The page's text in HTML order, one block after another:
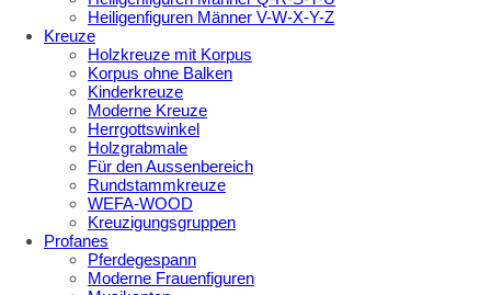
Heiligenfiguren Männer V-W-X-Y-Z
Kreuze
Holzkreuze mit Korpus
Korpus ohne Balken
Kinderkreuze
Moderne Kreuze
Herrgottswinkel
Holzgrabmale
Für den Aussenbereich
Rundstammkreuze
WEFA-WOOD
Kreuzigungsgruppen
Profanes
Pferdegespann
Moderne Frauenfiguren